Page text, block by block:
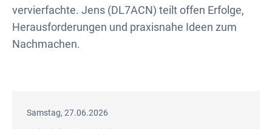
vervierfachte. Jens (DL7ACN) teilt offen Erfolge,
Herausforderungen und praxisnahe Ideen zum
Nachmachen.
Samstag, 27.06.2026